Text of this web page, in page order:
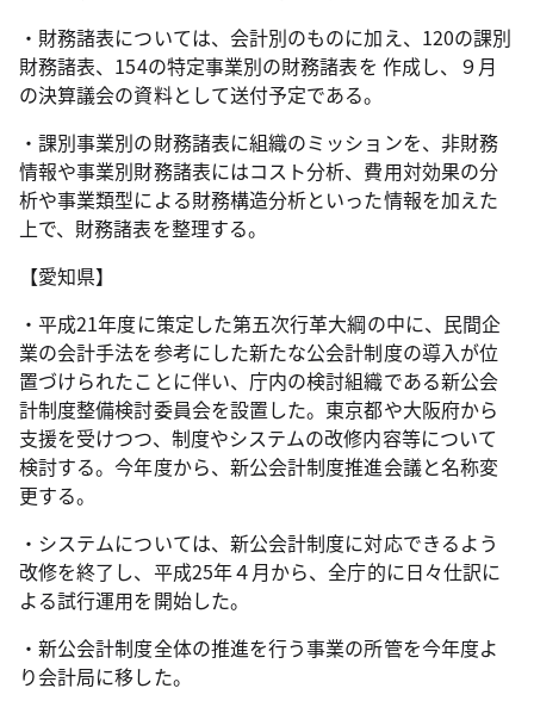
・財務諸表については、会計別のものに加え、120の課別
財務諸表、154の特定事業別の財務諸表を 作成し、９月
の決算議会の資料として送付予定である。
・課別事業別の財務諸表に組織のミッションを、非財務
情報や事業別財務諸表にはコスト分析、費用対効果の分
析や事業類型による財務構造分析といった情報を加えた
上で、財務諸表を整理する。
【愛知県】
・平成21年度に策定した第五次行革大綱の中に、民間企
業の会計手法を参考にした新たな公会計制度の導入が位
置づけられたことに伴い、庁内の検討組織である新公会
計制度整備検討委員会を設置した。東京都や大阪府から
支援を受けつつ、制度やシステムの改修内容等について
検討する。今年度から、新公会計制度推進会議と名称変
更する。
・システムについては、新公会計制度に対応できるよう
改修を終了し、平成25年４月から、全庁的に日々仕訳に
よる試行運用を開始した。
・新公会計制度全体の推進を行う事業の所管を今年度よ
り会計局に移した。